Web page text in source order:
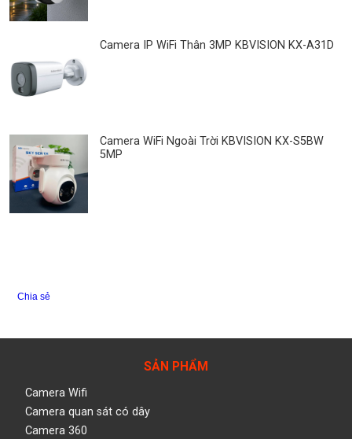
Camera IP WiFi Thân 3MP KBVISION KX-A31D
Camera WiFi Ngoài Trời KBVISION KX-S5BW
5MP
Chia sẻ
SẢN PHẨM
Camera Wifi
Camera quan sát có dây
Camera 360